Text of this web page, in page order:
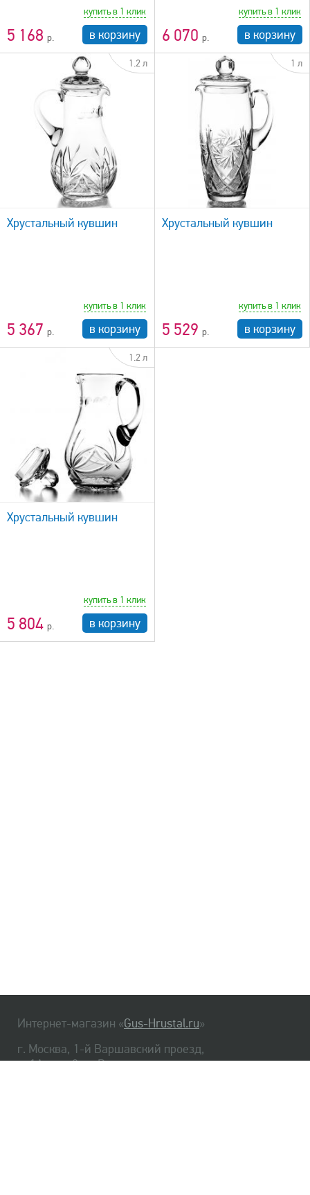
5 168
купить в 1 клик
в корзину 6 070
купить в 1 клик
в корзину
1.2 л
Хрустальный кувшин
5 367
купить в 1 клик
в корзину
1 л
быстрый просмотр
Хрустальный кувшин
5 529
купить в 1 клик
в корзину
1.2 л
Хрустальный кувшин
5 804
купить в 1 клик
в корзину
Интернет-магазин «Gus-Hrustal.ru»
г. Москва, 1-й Варшавский проезд,
д. 1А, стр. 3, м. Варшавская